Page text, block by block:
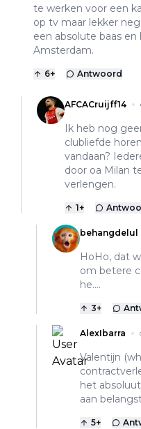
te werken voor een
op tv maar lekker
een absolute baas en
Amsterdam.
6+ Antwoord
AFCACruijff14
Ik heb nog
clubliefde
vandaan?
door oa Milan
verlengen.
1+
behangdelul
HoHo, dat
om betere
he....
3+
AlexIbarra
Valentijn
het
aan
5+